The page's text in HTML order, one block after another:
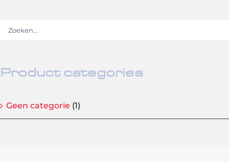
Product categories
Geen categorie (1)